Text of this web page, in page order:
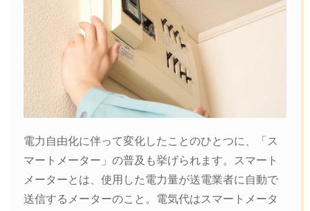
電力自由化に伴って変化したことのひとつに、「ス
マートメーター」の普及も挙げられます。スマート
メーターとは、使用した電力量が送電業者に自動で
送信するメーターのこと。電気代はスマートメータ